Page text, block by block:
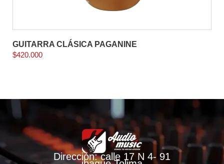
GUITARRA CLÁSICA PAGANINE
$420.000
Dirección: calle 17 N 4- 91